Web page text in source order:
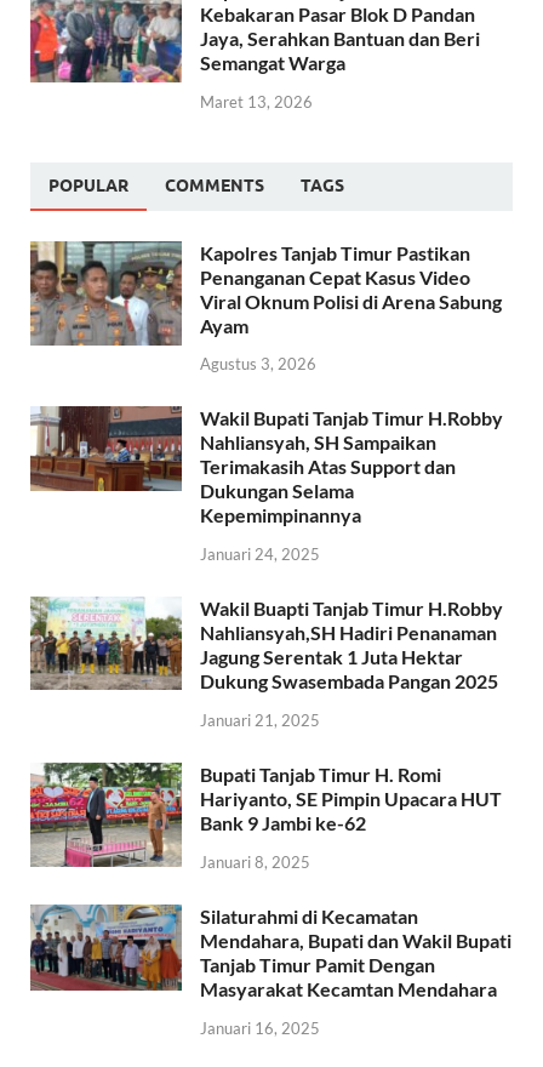
Kebakaran Pasar Blok D Pandan
Jaya, Serahkan Bantuan dan Beri
Semangat Warga
Maret 13, 2026
POPULAR COMMENTS TAGS
Kapolres Tanjab Timur Pastikan
Penanganan Cepat Kasus Video
Viral Oknum Polisi di Arena Sabung
Ayam
Agustus 3, 2026
Wakil Bupati Tanjab Timur H.Robby
Nahliansyah, SH Sampaikan
Terimakasih Atas Support dan
Dukungan Selama
Kepemimpinannya
Januari 24, 2025
Wakil Buapti Tanjab Timur H.Robby
Nahliansyah,SH Hadiri Penanaman
Jagung Serentak 1 Juta Hektar
Dukung Swasembada Pangan 2025
Januari 21, 2025
Bupati Tanjab Timur H. Romi
Hariyanto, SE Pimpin Upacara HUT
Bank 9 Jambi ke-62
Januari 8, 2025
Silaturahmi di Kecamatan
Mendahara, Bupati dan Wakil Bupati
Tanjab Timur Pamit Dengan
Masyarakat Kecamtan Mendahara
Januari 16, 2025